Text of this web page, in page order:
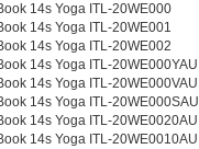
14s Yoga ITL-20WE000
14s Yoga ITL-20WE001
14s Yoga ITL-20WE002
14s Yoga ITL-20WE000YAU
14s Yoga ITL-20WE000VAU
14s Yoga ITL-20WE000SAU
14s Yoga ITL-20WE0020AU
14s Yoga ITL-20WE0010AU